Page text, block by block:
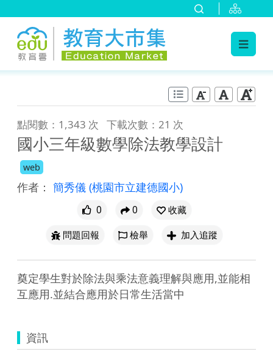
點閱數：1,343 次 下載次數：21 次
國小三年級數學除法教學設計
web
作者： 簡秀儀 (桃園市立建德國小)
0 0
收藏
問題回報
檢舉 加入追蹤
奠定學生對於除法與乘法意義理解與應用,並能相
互應用.並結合應用於日常生活當中
資訊